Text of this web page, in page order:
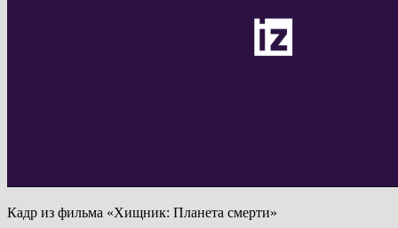
Кадр из фильма «Хищник: Планета смерти»